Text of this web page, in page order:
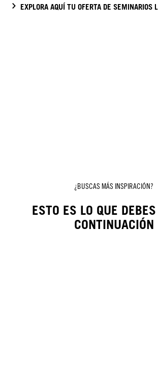
EXPLORA AQUÍ TU OFERTA DE SEMINARIOS
¿BUSCAS MÁS INSPIRACIÓN?
ESTO ES LO QUE
CONTINUACIÓN